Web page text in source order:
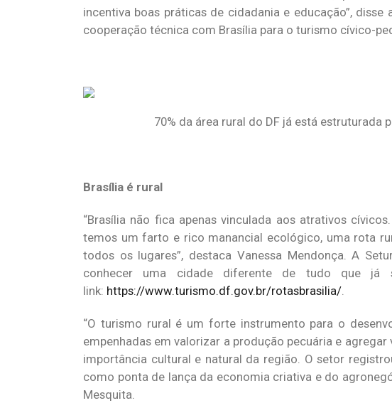
incentiva boas práticas de cidadania e educação”,
cooperação técnica com Brasília para o turismo cívico-
70% da área rural do DF já está estruturada
Brasília é rural
“Brasília não fica apenas vinculada aos atrativos
temos um farto e rico manancial ecológico, uma rota
todos os lugares”, destaca Vanessa Mendonça. A
conhecer uma cidade diferente de tudo que já
link: https://www.turismo.df.gov.br/rotasbrasilia/.
“O turismo rural é um forte instrumento para o
empenhadas em valorizar a produção pecuária e
importância cultural e natural da região. O setor
como ponta de lança da economia criativa e do
Mesquita.